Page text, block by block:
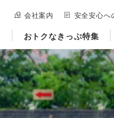
会社案内 安全安心へ
おトクなきっぷ特集